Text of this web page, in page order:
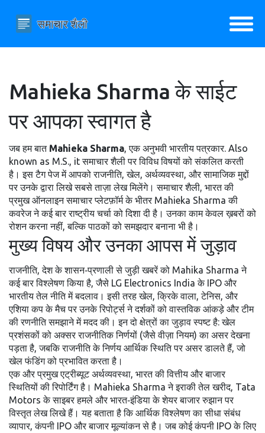
Mahieka Sharma के साईट
पर आपका स्वागत है
जब हम बात Mahieka Sharma,एक अनुभवी भारतीय पत्रकार. Also
known as M.S., itसमाचार शैली पर विविध विषयों को संकलित करती
है । इस टैग पेज में आपको राजनीति, खेल, अर्थव्यवस्था, और सामाजिक मुद्दों
पर उनके द्वारा लिखे सबसे ताज़ा लेख मिलेंगे।समाचार शैली, भारत की
प्रमुख ऑनलाइन समाचार प्लेटफ़ॉर्मके भीतर Mahieka Sharma की
कवरेज ने कई बार राष्ट्रीय चर्चा को दिशा दी है। उनका काम केवल ख़बरों को
रोशन करना नहीं, बल्कि पाठकों को समझदार बनाना भी है।
मुख्य विषय और उनका आपस में जुड़ाव
राजनीति,देश के शासन‑प्रणाली से जुड़ी खबरेंको Mahika Sharma ने
कई बार विश्लेषण किया है, जैसे LG Electronics India के IPO और
भारतीय तेल नीति में बदलाव। इसी तरहखेल,क्रिके वाला, टेनिस, और
एशिया कप के मैचपर उनके रिपोर्ट्स ने दर्शकों को वास्तविक आंकड़े और टीम
की रणनीति समझाने में मदद की। इन दो क्षेत्रों का जुड़ाव स्पष्ट है: खेल
प्रशंसकों को अक्सर राजनीतिक निर्णयों (जैसे वीज़ा नियम) का असर देखना
पड़ता है, जबकि राजनीति के निर्णय आर्थिक स्थिति पर असर डालते हैं, जो
खेल फंडिंग को प्रभावित करता है।
एक और प्रमुख एट्रीब्यूटअर्थव्यवस्था, भारत की वित्तीय और बाजार
स्थितियों की रिपोर्टिंगहै। Mahieka Sharma ने इराकी तेल खरीद, Tata
Motors के साइबर हमले और भारत‑इंडिया के शेयर बाजार रुझान पर
विस्तृत लेख लिखे हैं। यह बताता है कि आर्थिक विश्लेषण का सीधा संबंध
व्यापार,कंपनी IPO और बाजार मूल्यांकनसे है। जब कोई कंपनी IPO के लिए